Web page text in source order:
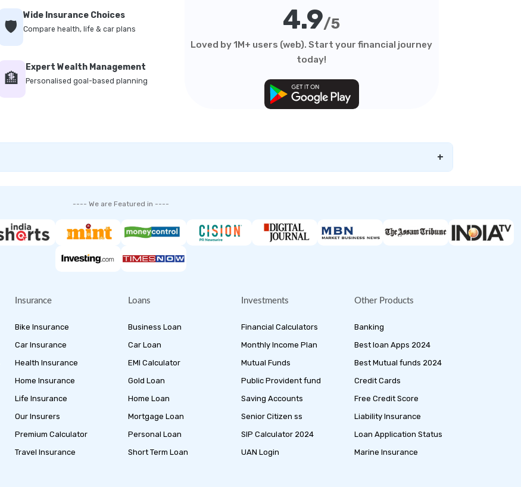
🛡️
Wide Insurance Choices
Compare health, life & car plans
🏦
Expert Wealth Management
Personalised goal-based planning
4.9/5
Loved by 1M+ users (web). Start your financial journey
today!
+
---- We are Featured in ----
Insurance
Bike Insurance
Car Insurance
Health Insurance
Home Insurance
Life Insurance
Our Insurers
Premium Calculator
Travel Insurance
Loans
Business Loan
Car Loan
EMI Calculator
Gold Loan
Home Loan
Mortgage Loan
Personal Loan
Short Term Loan
Investments
Financial Calculators
Monthly Income Plan
Mutual Funds
Public Provident fund
Saving Accounts
Senior Citizen ss
SIP Calculator 2024
UAN Login
Other Products
Banking
Best loan Apps 2024
Best Mutual funds 2024
Credit Cards
Free Credit Score
Liability Insurance
Loan Application Status
Marine Insurance